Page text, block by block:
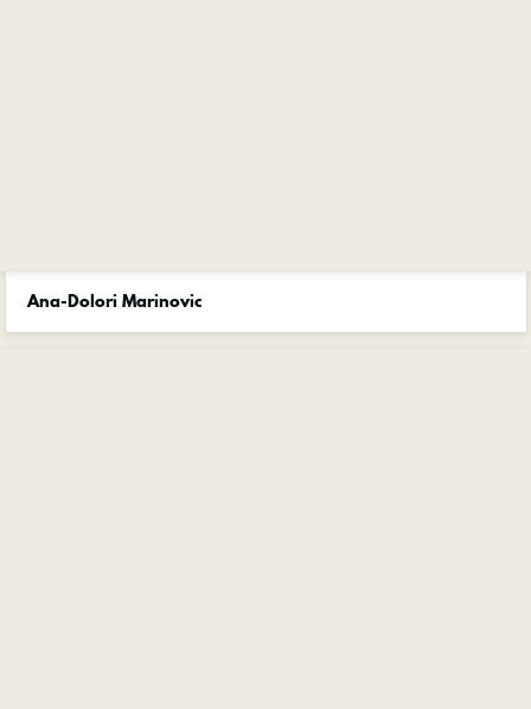
Ana-Dolori Marinovic